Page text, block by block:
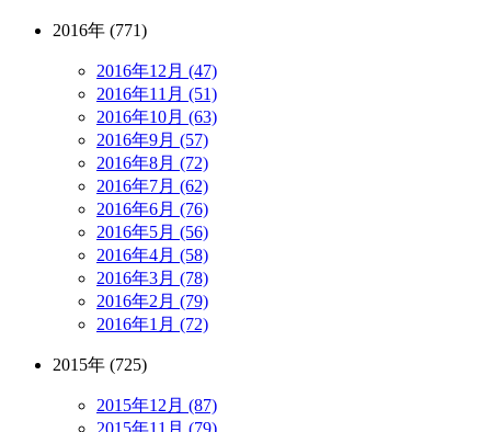
2016年 (771)
2016年12月 (47)
2016年11月 (51)
2016年10月 (63)
2016年9月 (57)
2016年8月 (72)
2016年7月 (62)
2016年6月 (76)
2016年5月 (56)
2016年4月 (58)
2016年3月 (78)
2016年2月 (79)
2016年1月 (72)
2015年 (725)
2015年12月 (87)
2015年11月 (79)